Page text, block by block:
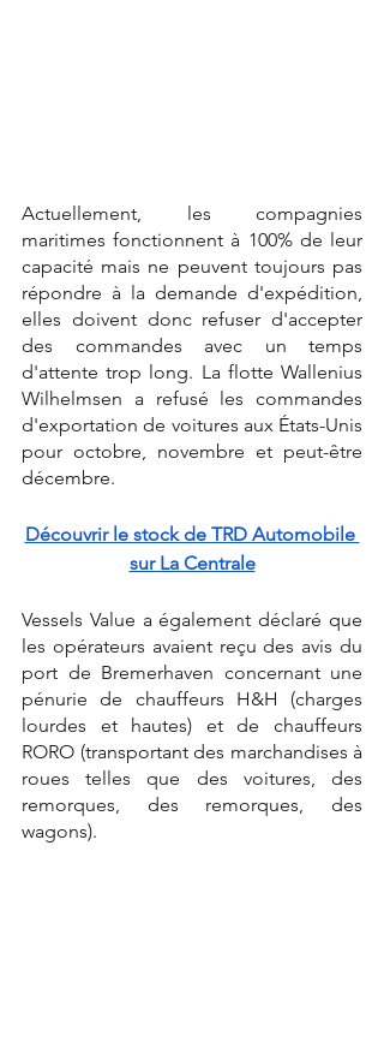
Actuellement, les compagnies
maritimes fonctionnent à 100% de leur
capacité mais ne peuvent toujours pas
répondre à la demande d'expédition,
elles doivent donc refuser d'accepter
des commandes avec un temps
d'attente trop long. La flotte Wallenius
Wilhelmsen a refusé les commandes
d'exportation de voitures aux États-Unis
pour octobre, novembre et peut-être
décembre.
Découvrir le stock de TRD Automobile
sur La Centrale
Vessels Value a également déclaré que
les opérateurs avaient reçu des avis du
port de Bremerhaven concernant une
pénurie de chauffeurs H&H (charges
lourdes et hautes) et de chauffeurs
RORO (transportant des marchandises à
roues telles que des voitures, des
remorques, des remorques, des
wagons).